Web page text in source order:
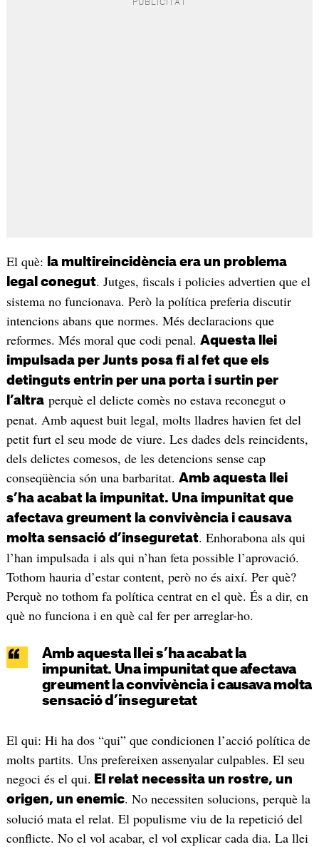
El què:
la multireincidència era un problema
legal conegut. Jutges, fiscals i policies advertien que el
sistema no funcionava. Però la política preferia discutir
intencions abans que normes. Més declaracions que
reformes. Més moral que codi penal. Aquesta llei
impulsada per Junts posa fi al fet que els
detinguts entrin per una porta i surtin per
l’altraperquè el delicte comès no estava reconegut o
penat. Amb aquest buit legal, molts lladres havien fet del
petit furt el seu mode de viure. Les dades dels reincidents,
dels delictes comesos, de les detencions sense cap
conseqüència són una barbaritat. Amb aquesta llei
s’ha acabat la impunitat. Una impunitat que
afectava greument la convivència i causava
molta sensació d’inseguretat. Enhorabona als qui
l’han impulsada i als qui n’han feta possible l’aprovació.
Tothom hauria d’estar content, però no és així. Per què?
Perquè no tothom fa política centrat en el què. És a dir, en
què no funciona i en què cal fer per arreglar-ho.
Amb aquesta llei s’ha acabat la
impunitat. Una impunitat que afectava
greument la convivència i causava molta
sensació d’inseguretat
El qui: Hi ha dos “qui” que condicionen l’acció política de
molts partits. Uns prefereixen assenyalar culpables. El seu
negoci és el qui. El relat necessita un rostre, un
origen, un enemic. No necessiten solucions, perquè la
solució mata el relat. El populisme viu de la repetició del
conflicte. No el vol acabar, el vol explicar cada dia. La llei